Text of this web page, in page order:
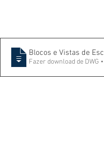
Blocos e Vistas de
Fazer download de DWG